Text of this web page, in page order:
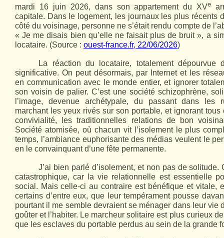
mardi 16 juin 2026, dans son appartement du XVe
capitale. Dans le logement, les journaux les plus récents
côté du voisinage, personne ne s’était rendu compte de
« Je me disais bien qu’elle ne faisait plus de bruit », a
locataire. (Source : ouest-france.fr, 22/06/2026)
La réaction du locataire, totalement dépourvue
significative. On peut désormais, par Internet et les
en communication avec le monde entier, et ignorer
son voisin de palier. C’est une société schizophrène,
l’image, devenue archétypale, du passant dans
marchant les yeux rivés sur son portable, et ignorant tous
convivialité, les traditionnelles relations de bon
Société atomisée, où chacun vit l’isolement le plus
temps, l’ambiance euphorisante des médias veulent le
en le convainquant d’une fête permanente.
J’ai bien parlé d’isolement, et non pas de solitude.
catastrophique, car la vie relationnelle est essentielle
social. Mais celle-ci au contraire est bénéfique et vitale,
certains d’entre eux, que leur tempérament pousse
pourtant il me semble devraient se ménager dans leur vie
goûter et l’habiter. Le marcheur solitaire est plus curieux
que les esclaves du portable perdus au sein de la grande